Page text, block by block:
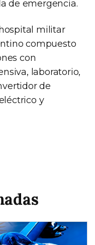
de emergencia.
militar
compuesto
con
laboratorio,
de
y